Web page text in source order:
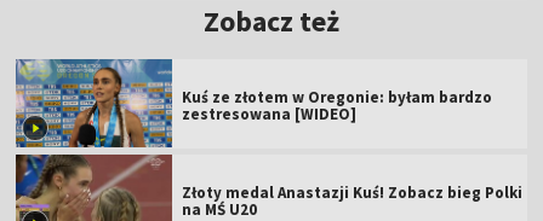
Zobacz też
Kuś ze złotem w Oregonie: byłam bardzo
zestresowana [WIDEO]
Złoty medal Anastazji Kuś! Zobacz bieg Polki
na MŚ U20